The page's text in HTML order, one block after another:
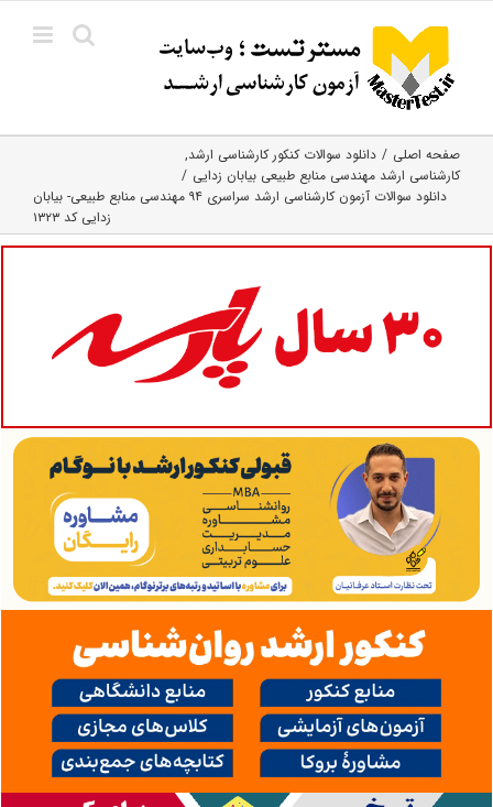
content
صفحه اصلی
دانلود سوالات کنکور کارشناسی ارشد
کارشناسی ارشد مهندسی منابع طبیعی بیابان زدایی
دانلود سوالات آزمون کارشناسی ارشد سراسری ۹۴ مهندسی منابع طبیعی- بیابان
زدایی کد ۱۳۲۳